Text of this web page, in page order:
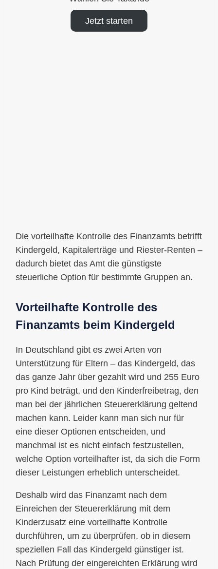
Jetzt starten
Die vorteilhafte Kontrolle des Finanzamts betrifft
Kindergeld, Kapitalerträge und Riester-Renten –
dadurch bietet das Amt die günstigste
steuerliche Option für bestimmte Gruppen an.
Vorteilhafte Kontrolle des
Finanzamts beim Kindergeld
In Deutschland gibt es zwei Arten von
Unterstützung für Eltern – das Kindergeld, das
das ganze Jahr über gezahlt wird und 255 Euro
pro Kind beträgt, und den Kinderfreibetrag, den
man bei der jährlichen Steuererklärung geltend
machen kann. Leider kann man sich nur für
eine dieser Optionen entscheiden, und
manchmal ist es nicht einfach festzustellen,
welche Option vorteilhafter ist, da sich die Form
dieser Leistungen erheblich unterscheidet.
Deshalb wird das Finanzamt nach dem
Einreichen der Steuererklärung mit dem
Kinderzusatz eine vorteilhafte Kontrolle
durchführen, um zu überprüfen, ob in diesem
speziellen Fall das Kindergeld günstiger ist.
Nach Prüfung der eingereichten Erklärung wird